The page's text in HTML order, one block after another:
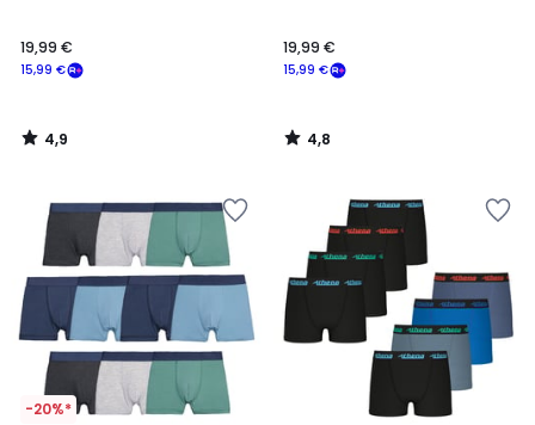
15,99 €
19,99 €
4,9
/
15,99 €
19,99 €
4,8
/
-20%*